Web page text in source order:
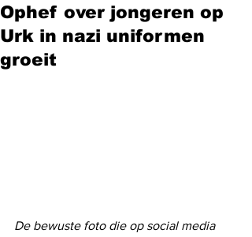
Ophef over jongeren op
Urk in nazi uniformen
groeit
De bewuste foto die op social media